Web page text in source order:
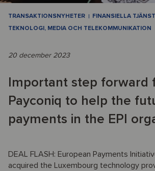
TRANSAKTIONSNYHETER
FINANSIELLA
TEKNOLOGI, MEDIA OCH TELEKOMMUNIKATION
20 december 2023
Important step forward
Payconiq to help the
payments in the EPI
DEAL FLASH: European Payments
acquired the Luxembourg technology